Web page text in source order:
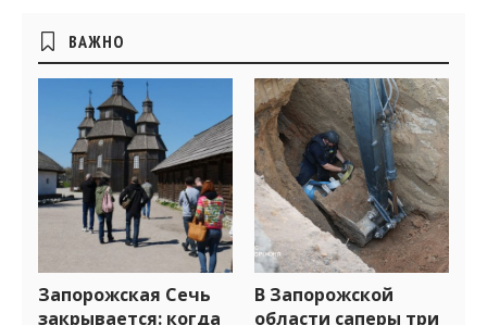
Боковые
виджеты
ВАЖНО
Запорожская Сечь
закрывается: когда
В Запорожской
области саперы три